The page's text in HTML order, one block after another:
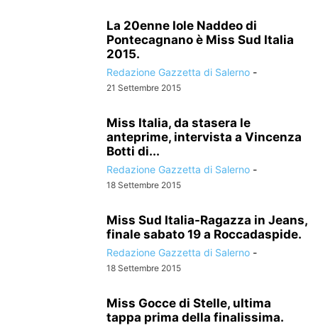
La 20enne Iole Naddeo di
Pontecagnano è Miss Sud Italia
2015.
Redazione Gazzetta di Salerno -
21 Settembre 2015
Miss Italia, da stasera le
anteprime, intervista a Vincenza
Botti di...
Redazione Gazzetta di Salerno -
18 Settembre 2015
Miss Sud Italia-Ragazza in Jeans,
finale sabato 19 a Roccadaspide.
Redazione Gazzetta di Salerno -
18 Settembre 2015
Miss Gocce di Stelle, ultima
tappa prima della finalissima.